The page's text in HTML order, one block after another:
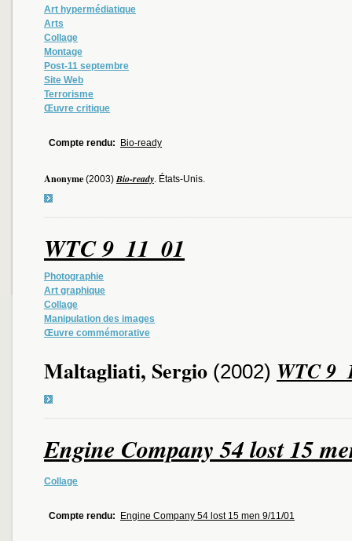
Art hypermédiatique
Arts
Collage
Montage
Post-11 septembre
Site Web
Terrorisme
Œuvre critique
Compte rendu: Bio-ready
Anonyme (2003)Bio-ready. États-Unis.
WTC 9_11_01
Photographie
Art graphique
Collage
Manipulation des images
Œuvre commémorative
Maltagliati, Sergio (2002) WTC
Engine Company 54 lost 15
Collage
Compte rendu: Engine Company 54 lost 15 men 9/11/01